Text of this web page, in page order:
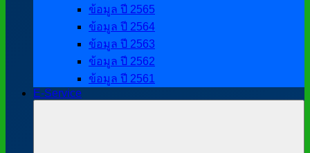
ข้อมูล ปี 2565
ข้อมูล ปี 2564
ข้อมูล ปี 2563
ข้อมูล ปี 2562
ข้อมูล ปี 2561
E-Service